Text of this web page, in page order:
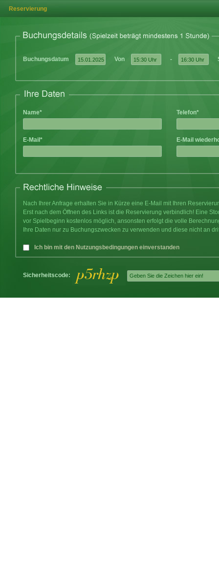
Reservierung
Buchungsdatum Von -
Name* Telefon*
E-Mail* E-Mail
Nach Ihrer Anfrage erhalten Sie in Kürze eine E-Mail mit Ihren
Erst nach dem Öffnen des Links ist die Reservierung verbindlich! Eine
vor Spielbeginn kostenlos möglich, ansonsten erfolgt die volle
Ihre Daten nur zu Buchungszwecken zu verwenden und diese nicht an
Ich bin mit den Nutzungsbedingungen einverstanden
Sicherheitscode: